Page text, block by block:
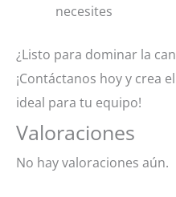
necesites
¿Listo para dominar la
¡Contáctanos hoy y crea
ideal para tu equipo!
Valoraciones
No hay valoraciones aún.